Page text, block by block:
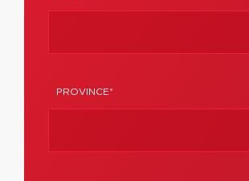
PROVINCE*